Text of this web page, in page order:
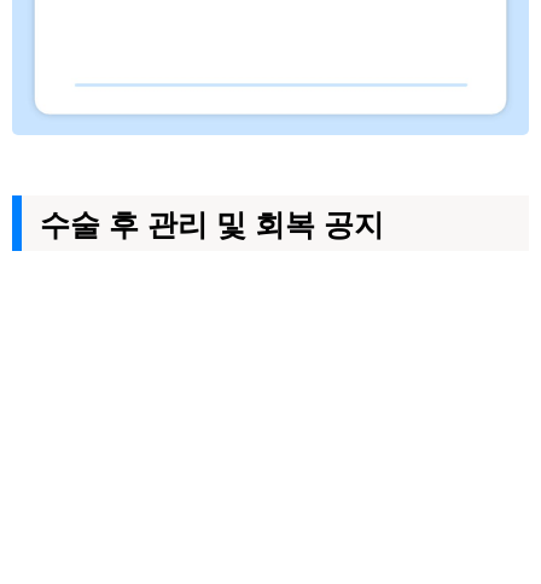
수술 후 관리 및 회복 공지